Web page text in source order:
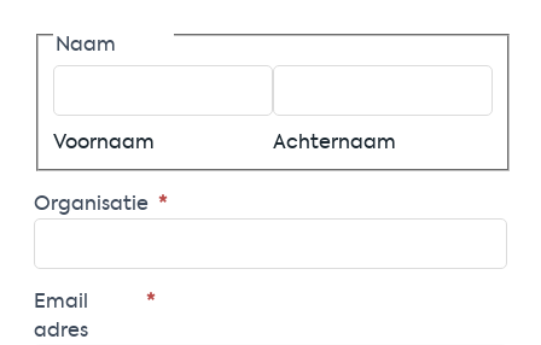
Naam
Voornaam Achternaam
Organisatie *
Email
adres
*